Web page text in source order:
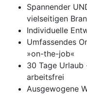
Spannender
vielseitigen
Individuelle
Umfassendes
»on-the-job«
30 Tage Urlaub
arbeitsfrei
Ausgewogene